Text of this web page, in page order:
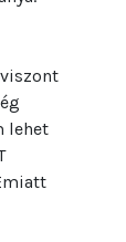
lehet